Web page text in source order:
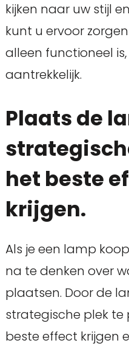
kijken naar uw stijl
kunt u ervoor
alleen functioneel
aantrekkelijk.
Plaats de
het beste
krijgen.
Als je een lamp
na te denken over
plaatsen. Door de
strategische plek te
beste effect krijgen